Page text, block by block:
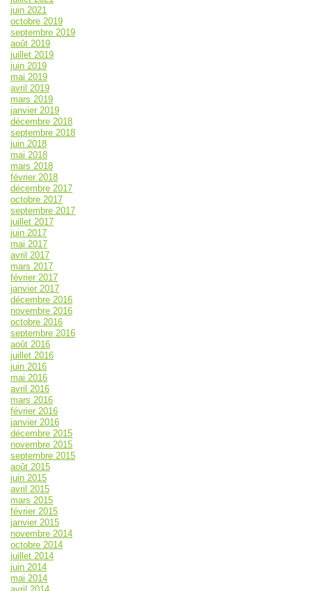
juin 2021
octobre 2019
septembre 2019
août 2019
juillet 2019
juin 2019
mai 2019
avril 2019
mars 2019
janvier 2019
décembre 2018
septembre 2018
juin 2018
mai 2018
mars 2018
février 2018
décembre 2017
octobre 2017
septembre 2017
juillet 2017
juin 2017
mai 2017
avril 2017
mars 2017
février 2017
janvier 2017
décembre 2016
novembre 2016
octobre 2016
septembre 2016
août 2016
juillet 2016
juin 2016
mai 2016
avril 2016
mars 2016
février 2016
janvier 2016
décembre 2015
novembre 2015
septembre 2015
août 2015
juin 2015
avril 2015
mars 2015
février 2015
janvier 2015
novembre 2014
octobre 2014
juillet 2014
juin 2014
mai 2014